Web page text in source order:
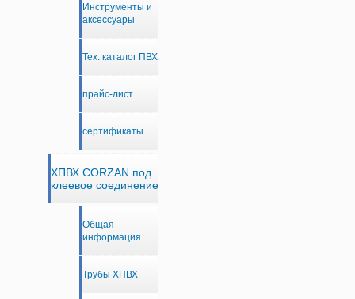
Инструменты и
аксессуары
Тех. каталог ПВХ
прайс-лист
сертификаты
ХПВХ CORZAN под
клеевое соединение
Общая
информация
Трубы ХПВХ